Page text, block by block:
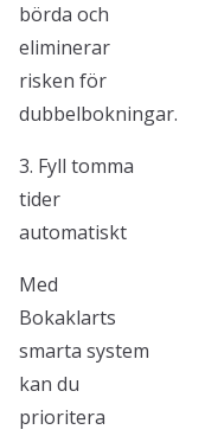
börda och
eliminerar
risken för
dubbelbokningar.
3. Fyll tomma
tider
automatiskt
Med
Bokaklarts
smarta system
kan du
prioritera